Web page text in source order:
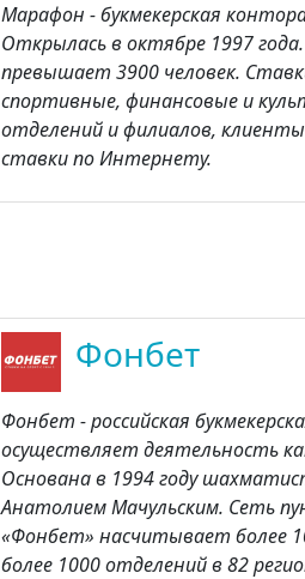
Марафон - букмекерская
Открылась в октябре 1997
превышает 3900 человек.
спортивные, финансовые и
отделений и филиалов,
ставки по Интернету.
Фонбет
Фонбет - российская
осуществляет деятельность
Основана в 1994 году
Анатолием Мачульским. Сеть
«Фонбет» насчитывает более
более 1000 отделений в 82